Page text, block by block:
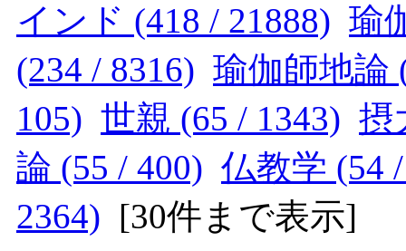
インド (418 / 21888) 瑜
(234 / 8316) 瑜伽師地論
105) 世親 (65 / 1343) 摂
論 (55 / 400) 仏教学 (54
2364) [30件まで表示]